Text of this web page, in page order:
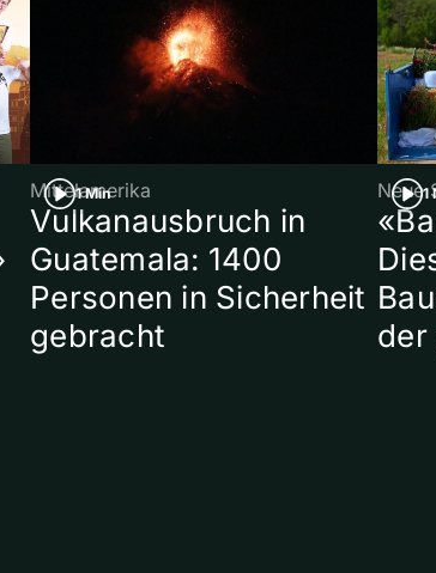
1 Min
Mittelamerika
Vulkanausbruch in
Guatemala: 1400
Personen in Sicherheit
gebracht
1
Neue
der